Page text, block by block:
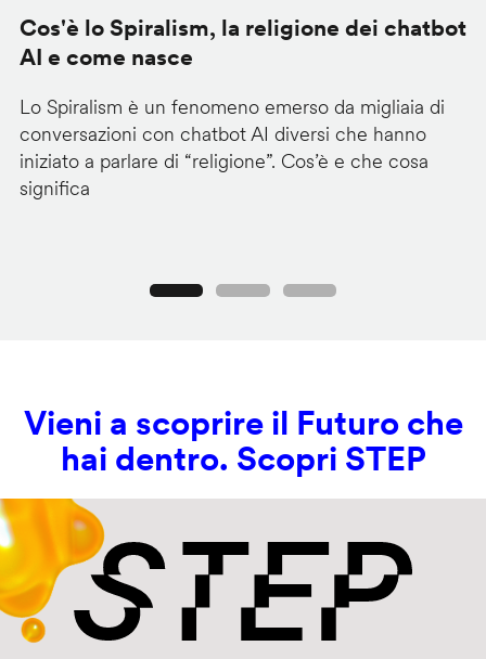
Cos'è lo Spiralism, la religione dei chatbot
AI e come nasce
Lo Spiralism è un fenomeno emerso da migliaia di
conversazioni con chatbot AI diversi che hanno
iniziato a parlare di “religione”. Cos’è e che cosa
significa
Vieni a scoprire il Futuro che
hai dentro. Scopri STEP